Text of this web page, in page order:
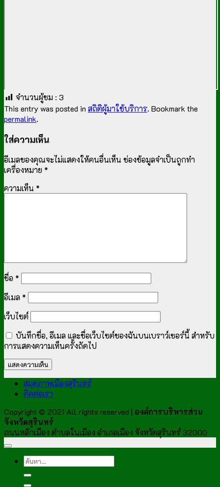
จำนวนผู้ชม : 3
This entry was posted in สถิติผู้มาใช้บริการ. Bookmark the
permalink.
ใส่ความเห็น
อีเมลของคุณจะไม่แสดงให้คนอื่นเห็น ช่องข้อมูลจำเป็นถูกทำ
เครื่องหมาย *
ความเห็น *
ชื่อ *
อีเมล *
เว็บไซต์
บันทึกชื่อ, อีเมล และชื่อเว็บไซต์ของฉันบนเบราว์เซอร์นี้ สำหรับ
การแสดงความเห็นครั้งถัดไป
สมุดภาพเมืองสุรินทร์
ติดต่อเรา
Copyright © 2021 All rights reserved | องค์การบริหารส่วน
จังหวัดสุรินทร์
ถนนหลักเมือง ตำบลในเมือง อำเภอเมือง จังหวัดสุรินทร์ 32000